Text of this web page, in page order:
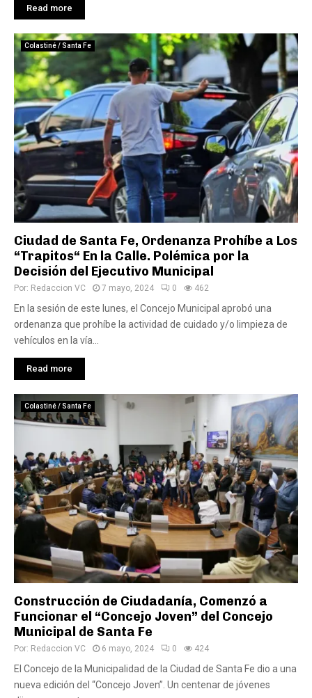
Read more
Colastiné / Santa Fe
Ciudad de Santa Fe, Ordenanza Prohíbe a Los
“Trapitos“ En la Calle. Polémica por la
Decisión del Ejecutivo Municipal
Por: Redaccion VC 7 mayo, 2024 0 462
En la sesión de este lunes, el Concejo Municipal aprobó una
ordenanza que prohíbe la actividad de cuidado y/o limpieza de
vehículos en la vía...
Read more
Colastiné / Santa Fe
Construcción de Ciudadanía, Comenzó a
Funcionar el “Concejo Joven” del Concejo
Municipal de Santa Fe
Por: Redaccion VC 6 mayo, 2024 0 424
El Concejo de la Municipalidad de la Ciudad de Santa Fe dio a una
nueva edición del “Concejo Joven”. Un centenar de jóvenes